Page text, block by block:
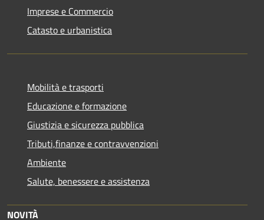
Imprese e Commercio
Catasto e urbanistica
Mobilità e trasporti
Educazione e formazione
Giustizia e sicurezza pubblica
Tributi,finanze e contravvenzioni
Ambiente
Salute, benessere e assistenza
NOVITÀ